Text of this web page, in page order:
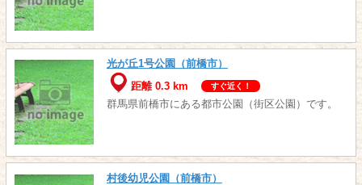
光が丘1号公園（前橋市）
距離 0.3 km
すぐ近く！
群馬県前橋市にある都市公園（街区公園）です。
村後幼児公園（前橋市）